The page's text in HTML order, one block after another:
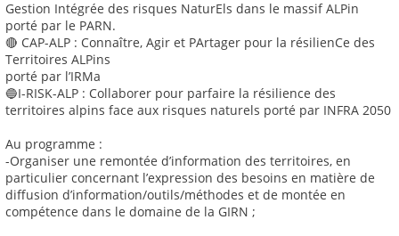
Gestion Intégrée des risques NaturEls dans le massif ALPin
porté par le PARN.
🔴 CAP-ALP : Connaître, Agir et PArtager pour la résilienCe des
Territoires ALPins
porté par l’IRMa
🔵I-RISK-ALP : Collaborer pour parfaire la résilience des
territoires alpins face aux risques naturels porté par INFRA 2050
Au programme :
-Organiser une remontée d’information des territoires, en
particulier concernant l’expression des besoins en matière de
diffusion d’information/outils/méthodes et de montée en
compétence dans le domaine de la GIRN ;